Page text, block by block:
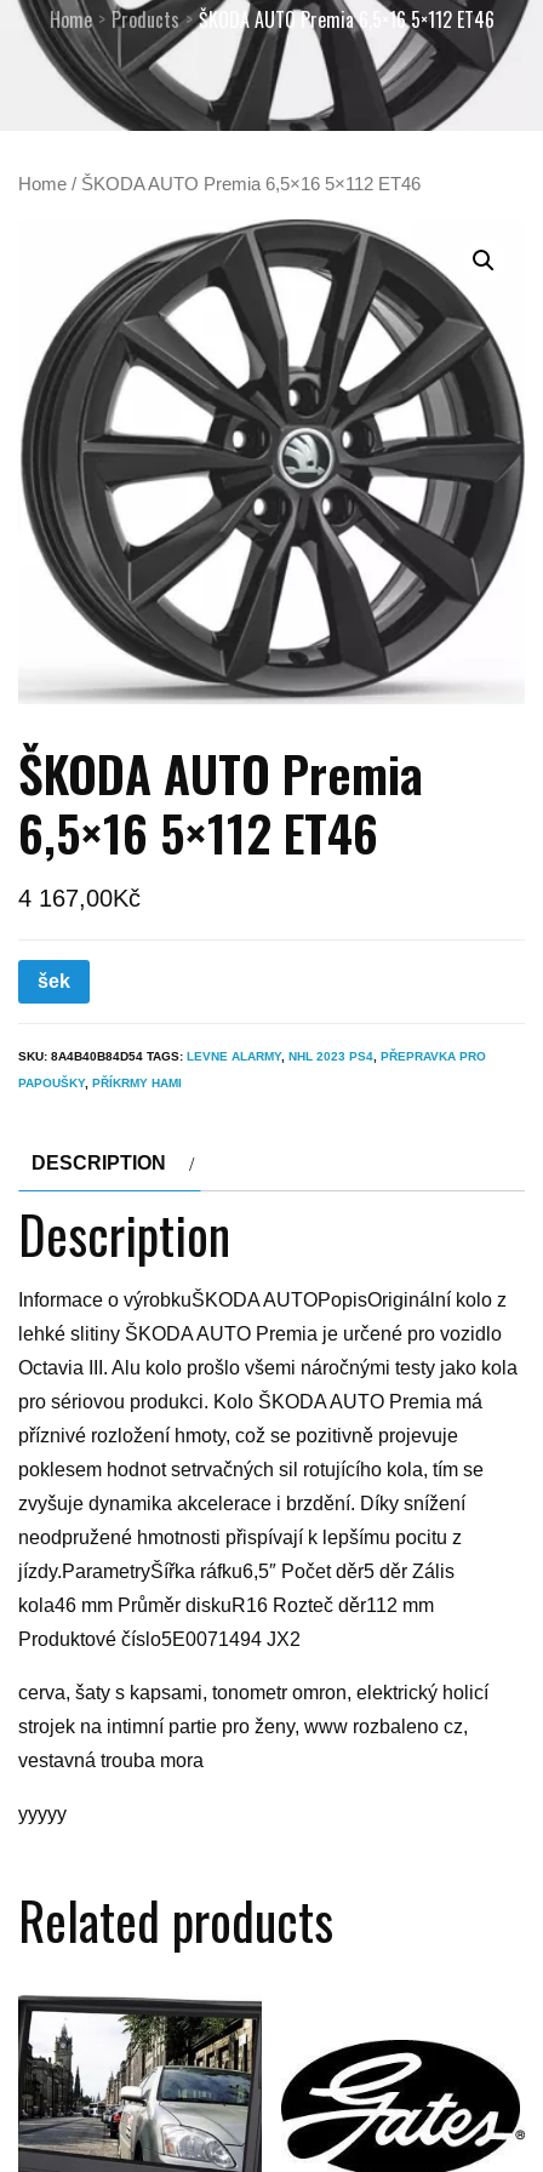
Home Products ŠKODA AUTO Premia 6,5×16 5×112 ET46
Home / ŠKODA AUTO Premia 6,5×16 5×112 ET46
ŠKODA AUTO Premia
6,5×16 5×112 ET46
4 167,00Kč
šek
SKU: 8A4B40B84D54 TAGS: LEVNE ALARMY, NHL 2023 PS4 PŘEPRAVKA PRO
PAPOUŠKY, PŘÍKRMY HAMI
DESCRIPTION
Description
Informace o výrobkuŠKODA AUTOPopisOriginální kolo z
lehké slitiny ŠKODA AUTO Premia je určené pro vozidlo
Octavia III. Alu kolo prošlo všemi náročnými testy jako kola
pro sériovou produkci. Kolo ŠKODA AUTO Premia má
příznivé rozložení hmoty, což se pozitivně projevuje
poklesem hodnot setrvačných sil rotujícího kola, tím se
zvyšuje dynamika akcelerace i brzdění. Díky snížení
neodpružené hmotnosti přispívají k lepšímu pocitu z
jízdy.ParametryŠířka ráfku6,5″ Počet děr5 děr Zális
kola46 mm Průměr diskuR16 Rozteč děr112 mm
Produktové číslo5E0071494 JX2
cerva, šaty s kapsami, tonometr omron, elektrický holicí
strojek na intimní partie pro ženy, www rozbaleno cz,
vestavná trouba mora
yyyyy
Related products